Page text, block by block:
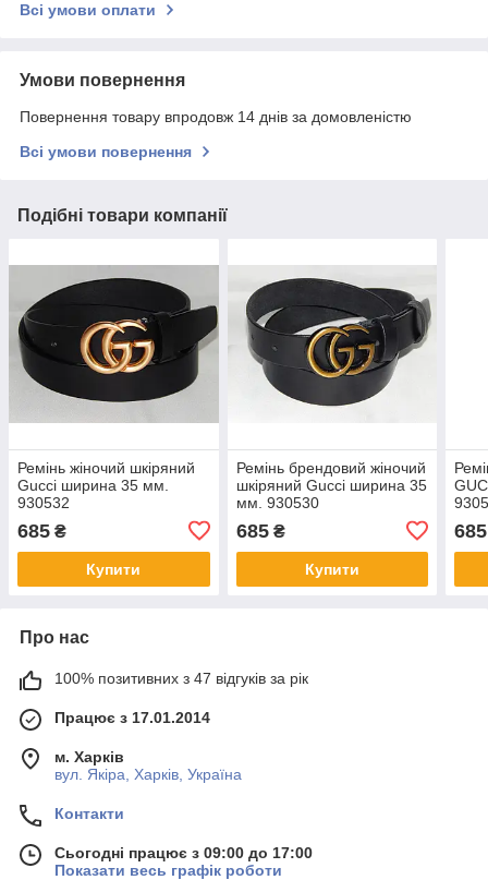
Всі умови оплати
Умови повернення
Повернення товару впродовж 14 днів за домовленістю
Всі умови повернення
Подібні товари компанії
Ремінь жіночий шкіряний
Gucci ширина 35 мм.
930532
685 ₴
Купити
Ремінь брендовий жіночий
шкіряний Gucci ширина 35
мм. 930530
685₴
Купити
685
Про нас
100% позитивних з 47 відгуків за рік
Працює з 17.01.2014
м. Харків
вул. Якіра, Харків, Україна
Контакти
Сьогодні працює з 09:00 до 17:00
Показати весь графік роботи